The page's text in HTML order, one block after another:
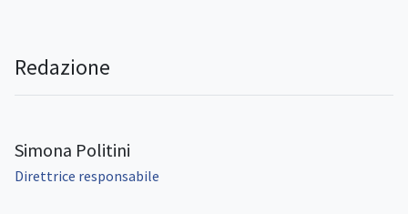
Redazione
Simona Politini
Direttrice responsabile